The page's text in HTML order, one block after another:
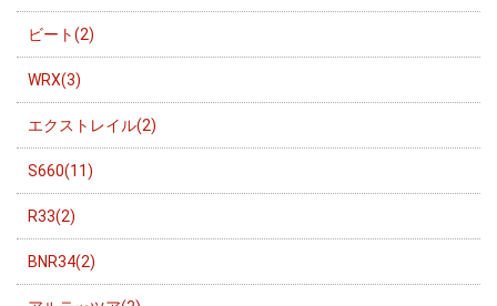
ビート(2)
WRX(3)
エクストレイル(2)
S660(11)
R33(2)
BNR34(2)